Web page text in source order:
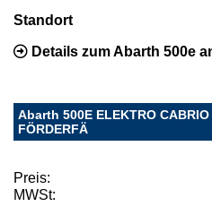
Standort
Details zum Abarth 500e
Abarth 500E ELEKTRO
FÖRDERFÄ
Preis:
MWSt: